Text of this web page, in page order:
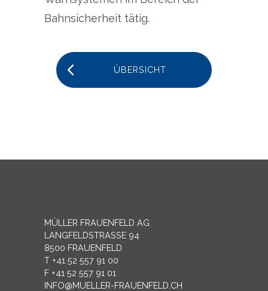
Bahnsicherheit tätig.
ÜBERSICHT
MÜLLER FRAUENFELD AG
LANGFELDSTRASSE 94
8500 FRAUENFELD
T +41 52 557 91 00
F +41 52 557 91 01
INFO@MUELLER-FRAUENFELD.CH